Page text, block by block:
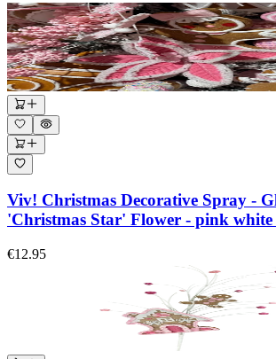
Viv! Christmas Decorative Spray -
'Christmas Star' Flower - pink white
€12.95